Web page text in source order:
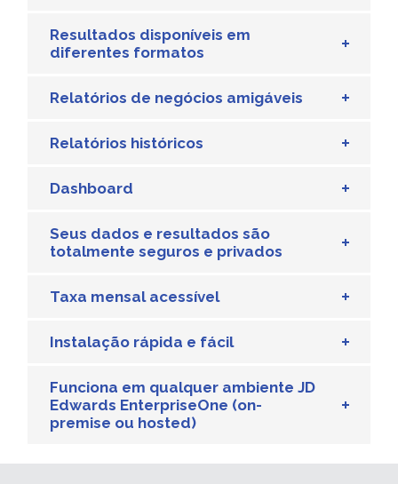
Resultados disponíveis em
diferentes formatos
Relatórios de negócios amigáveis
Relatórios históricos
Dashboard
Seus dados e resultados são
totalmente seguros e privados
Taxa mensal acessível
Instalação rápida e fácil
Funciona em qualquer ambiente JD
Edwards EnterpriseOne (on-
premise ou hosted)